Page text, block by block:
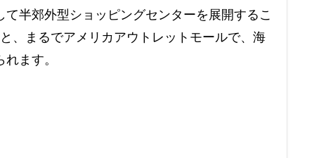
半郊外型ショッピングセンターを展開するこ
、まるでアメリカアウトレットモールで、海
ます。